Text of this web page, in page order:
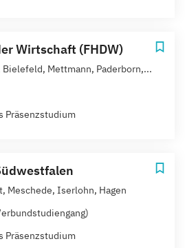
Wirtschaft (FHDW)
Bielefeld, Mettmann, Paderborn,...
Präsenzstudium
Meschede, Iserlohn, Hagen
Präsenzstudium